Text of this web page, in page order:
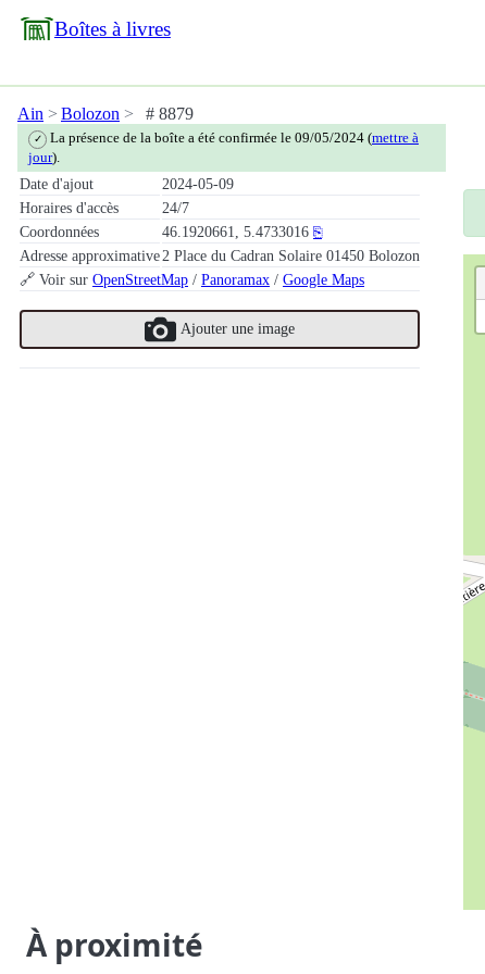
Boîtes à livres
Ain Bolozon # 8879
✓ La présence de la boîte a été confirmée le 09/05/2024 (mettre à
jour).
Date d'ajout
2024-05-09
Horaires d'accès
24/7
Coordonnées
46.1920661, 5.4733016 ⎘
Adresse approximative2 Place du Cadran Solaire 01450 Bolozon
🔗 Voir sur OpenStreetMap / Panoramax / Google Maps
Ajouter une image
À proximité